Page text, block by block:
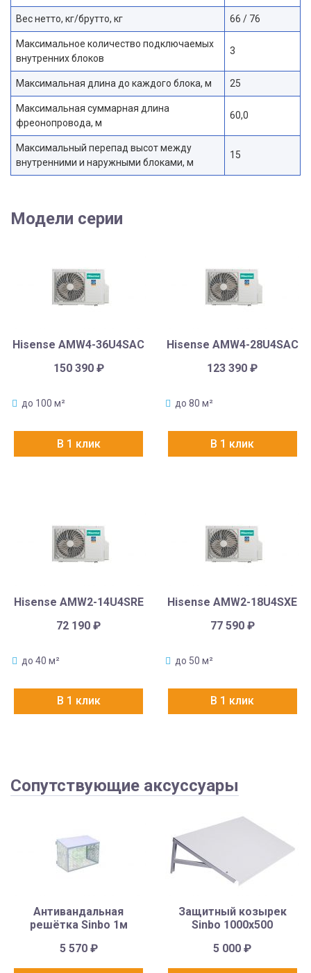
Вес нетто, кг/брутто, кг 66 / 76
Максимальное количество подключаемых
внутренних блоков
3
Максимальная длина до каждого блока, м 25
Максимальная суммарная длина
фреонопровода, м
60,0
Максимальный перепад высот между
внутренними и наружными блоками, м
15
Модели серии
Hisense AMW4-36U4SAC
150 390 ₽
до 100 м²
В 1 клик
Hisense AMW4-28U4SAC
123 390₽
до 80 м²
В 1 клик
Hisense AMW2-14U4SRE
72 190₽
до 40 м²
В 1 клик
Hisense AMW2-18U4SXE
77 590 ₽
до 50 м²
В 1 клик
Сопутствующие аксуссуары
Антивандальная
решётка Sinbo 1м
5 570 ₽
Защитный козырек
Sinbo 1000х500
5 000₽